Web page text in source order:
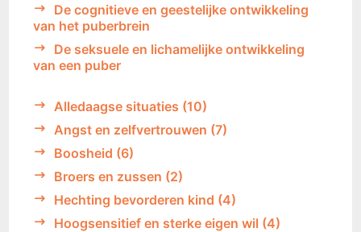
De cognitieve en geestelijke ontwikkeling
van het puberbrein
De seksuele en lichamelijke ontwikkeling
van een puber
Alledaagse situaties (10)
Angst en zelfvertrouwen (7)
Boosheid (6)
Broers en zussen (2)
Hechting bevorderen kind (4)
Hoogsensitief en sterke eigen wil (4)